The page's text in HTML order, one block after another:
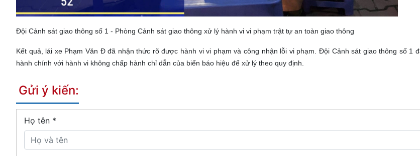
Đội Cảnh sát giao thông số 1 - Phòng Cảnh sát giao thông xử lý hành vi vi phạm trật tự an toàn giao thông
Kết quả, lái xe Phạm Văn Đ đã nhận thức rõ được hành vi vi phạm và công nhận lỗi vi phạm. Đội Cảnh sát giao thông số 1
hành chính với hành vi không chấp hành chỉ dẫn của biển báo hiệu để xử lý theo quy định.
Gửi ý kiến:
Họ tên *